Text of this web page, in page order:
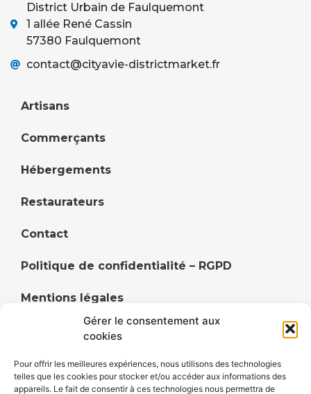
Gérer le consentement aux
cookies
Pour offrir les meilleures expériences, nous utilisons des technologies
telles que les cookies pour stocker et/ou accéder aux informations des
appareils. Le fait de consentir à ces technologies nous permettra de
District Urbain de Faulquemont
1 allée René Cassin
57380 Faulquemont
contact@cityavie-districtmarket.fr
Artisans
Commerçants
Hébergements
Restaurateurs
Contact
Politique de confidentialité – RGPD
Mentions légales
Politique de cookies (UE)